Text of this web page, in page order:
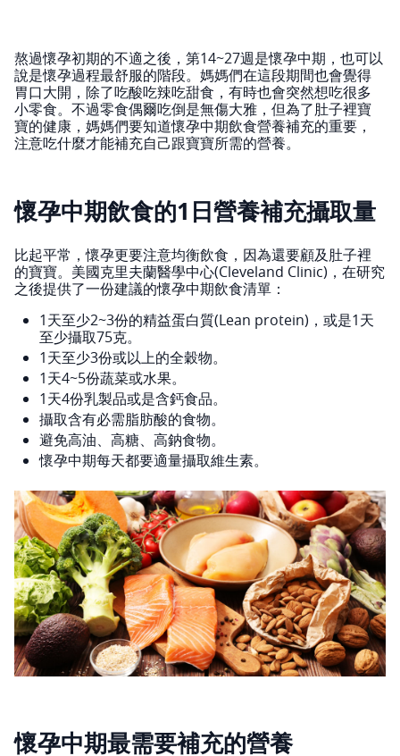
熬過懷孕初期的不適之後，第14~27週是懷孕中期，也可以
說是懷孕過程最舒服的階段。媽媽們在這段期間也會覺得
胃口大開，除了吃酸吃辣吃甜食，有時也會突然想吃很多
小零食。不過零食偶爾吃倒是無傷大雅，但為了肚子裡寶
寶的健康，媽媽們要知道懷孕中期飲食營養補充的重要，
注意吃什麼才能補充自己跟寶寶所需的營養。
懷孕中期飲食的1日營養補充攝取量
比起平常，懷孕更要注意均衡飲食，因為還要顧及肚子裡
的寶寶。美國克里夫蘭醫學中心(Cleveland Clinic)，在研究
之後提供了一份建議的懷孕中期飲食清單：
1天至少2~3份的精益蛋白質(Lean protein)，或是1天
至少攝取75克。
1天至少3份或以上的全穀物。
1天4~5份蔬菜或水果。
1天4份乳製品或是含鈣食品。
攝取含有必需脂肪酸的食物。
避免高油、高糖、高鈉食物。
懷孕中期每天都要適量攝取維生素。
懷孕中期最需要補充的營養